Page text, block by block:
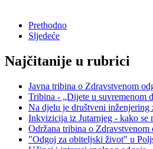
Prethodno
Sljedeće
Najčitanije u rubrici
Javna tribina o Zdravstvenom
Tribina - „Dijete u suvremenom
Na djelu je društveni inženjering
Inkvizicija iz Jutarnjeg - kako se
Održana tribina o Zdravstvenom
"Odgoj za obiteljski život" u